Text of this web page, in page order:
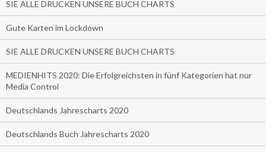
SIE ALLE DRUCKEN UNSERE BUCH CHARTS
Gute Karten im Lockdown
SIE ALLE DRUCKEN UNSERE BUCH CHARTS
MEDIENHITS 2020: Die Erfolgreichsten in fünf Kategorien hat nur
Media Control
Deutschlands Jahrescharts 2020
Deutschlands Buch Jahrescharts 2020